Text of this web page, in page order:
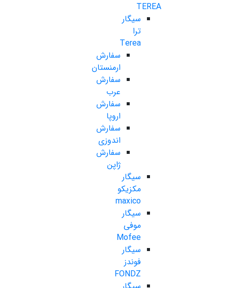
TEREA
سیگار
ترا
Terea
سفارش
ارمنستان
سفارش
عرب
سفارش
اروپا
سفارش
اندوزی
سفارش
ژاپن
سیگار
مکزیکو
maxico
سیگار
موفی
Mofee
سیگار
فوندز
FONDZ